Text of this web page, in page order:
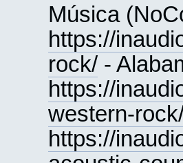
Música
https://
rock/ -
https://
western-
https://